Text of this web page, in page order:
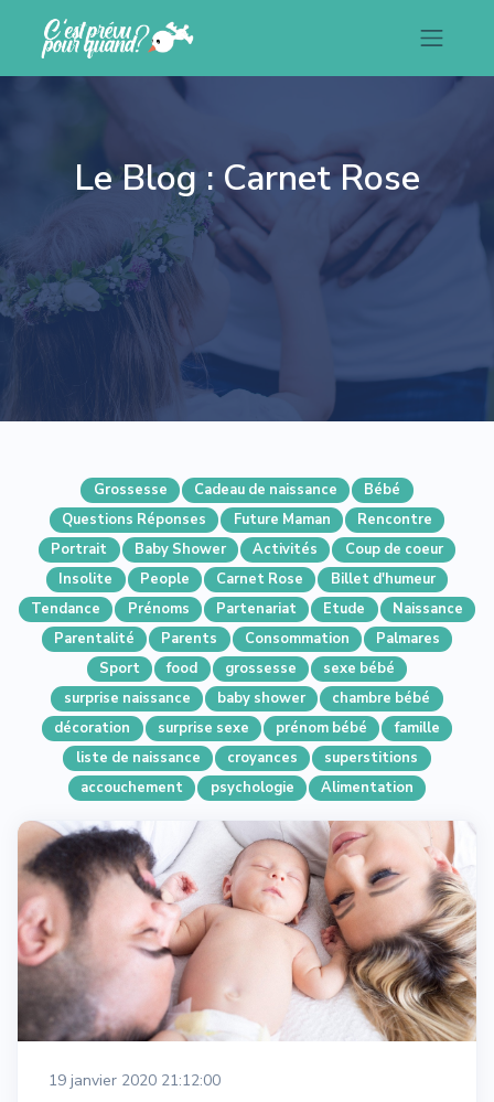
Le Blog : Carnet Rose
Grossesse Cadeau de naissance
Bébé
Questions Réponses
Future Maman
Rencontre
Portrait
Baby Shower Activités
Coup de coeur
Insolite
People Carnet Rose
Billet d'humeur
Tendance
Prénoms Partenariat Etude
Naissance
Parentalité
Parents Consommation
Palmares
Sport
food grossesse
sexe bébé
surprise naissance
baby shower
chambre bébé
décoration
surprise sexe prénom bébé
famille
liste de naissance
croyances
superstitions
accouchement
psychologie Alimentation
19 janvier 2020 21:12:00